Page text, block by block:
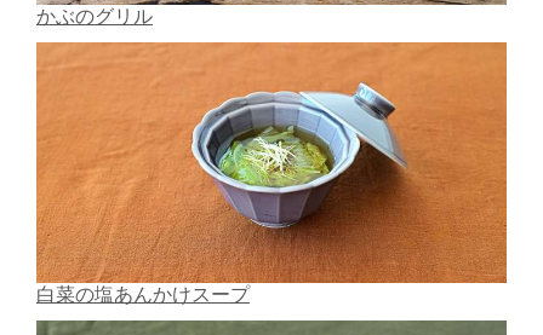
かぶのグリル
白菜の塩あんかけスープ